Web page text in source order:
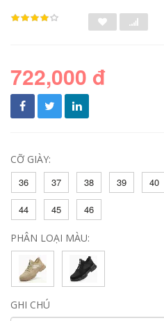
722,000 đ
CỠ GIÀY:
36
37 38 39 40
44 45 46
PHÂN LOẠI MÀU:
GHI CHÚ